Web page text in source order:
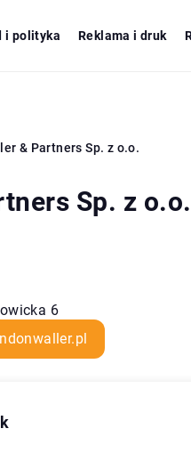
i polityka Reklama i druk
& Partners Sp. z o.o.
Sp. z o.o.
6